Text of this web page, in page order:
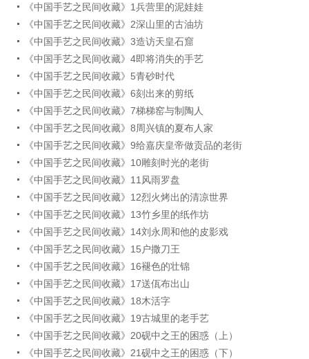
《中国手艺之民间收藏》1兵营里的泥娃娃
《中国手艺之民间收藏》2深山里的古油坊
《中国手艺之民间收藏》3造访天皇石窟
《中国手艺之民间收藏》4即将消失的手艺
《中国手艺之民间收藏》5青砂时代
《中国手艺之民间收藏》6刻出来的剪纸
《中国手艺之民间收藏》7梯梯窑与制陶人
《中国手艺之民间收藏》8周兴镇的夏布人家
《中国手艺之民间收藏》9给嘉庆皇帝做贡品的老街
《中国手艺之民间收藏》10雕刻时光的老街
《中国手艺之民间收藏》11风雨罗盘
《中国手艺之民间收藏》12烈火烤出的清凉世界
《中国手艺之民间收藏》13竹乡里的纸作坊
《中国手艺之民间收藏》14刘永周和他的皮影戏
《中国手艺之民间收藏》15户撒刀王
《中国手艺之民间收藏》16褪色的壮锦
《中国手艺之民间收藏》17送佤布出山
《中国手艺之民间收藏》18木活字
《中国手艺之民间收藏》19古城里的老手艺
《中国手艺之民间收藏》20砚中之王的困惑（上）
《中国手艺之民间收藏》21砚中之王的困惑（下）